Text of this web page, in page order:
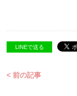
LINEで送る
< 前の記事